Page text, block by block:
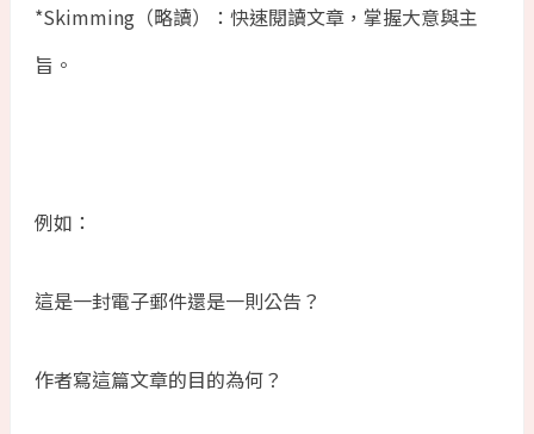
*Skimming（略讀）：快速閱讀文章，掌握大意與主
旨。
例如：
這是一封電子郵件還是一則公告？
作者寫這篇文章的目的為何？